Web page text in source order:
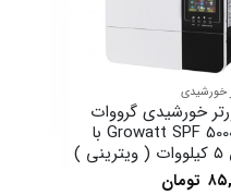
خورشیدی
خورشیدی گرووات
Growatt SPF 5000 ES با
)
تومان